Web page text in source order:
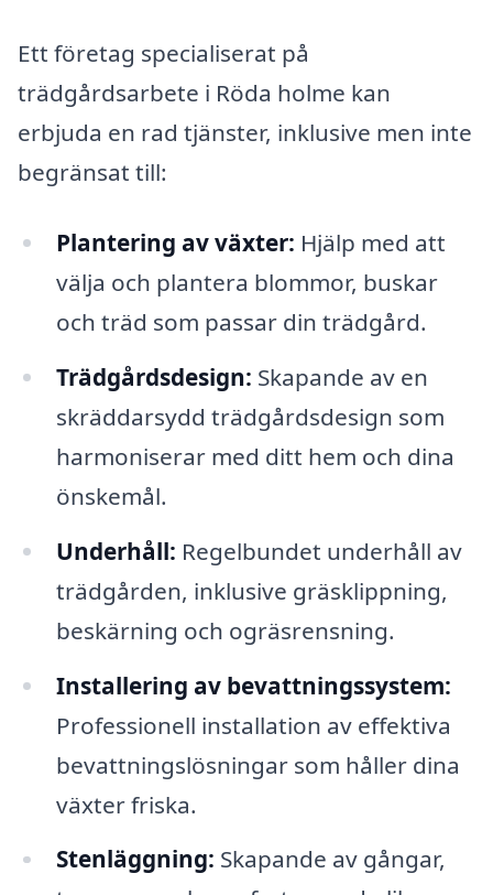
Ett företag specialiserat på
trädgårdsarbete i Röda holme kan
erbjuda en rad tjänster, inklusive men inte
begränsat till:
Plantering av växter: Hjälp med att
välja och plantera blommor, buskar
och träd som passar din trädgård.
Trädgårdsdesign: Skapande av en
skräddarsydd trädgårdsdesign som
harmoniserar med ditt hem och dina
önskemål.
Underhåll: Regelbundet underhåll av
trädgården, inklusive gräsklippning,
beskärning och ogräsrensning.
Installering av bevattningssystem:
Professionell installation av effektiva
bevattningslösningar som håller dina
växter friska.
Stenläggning: Skapande av gångar,